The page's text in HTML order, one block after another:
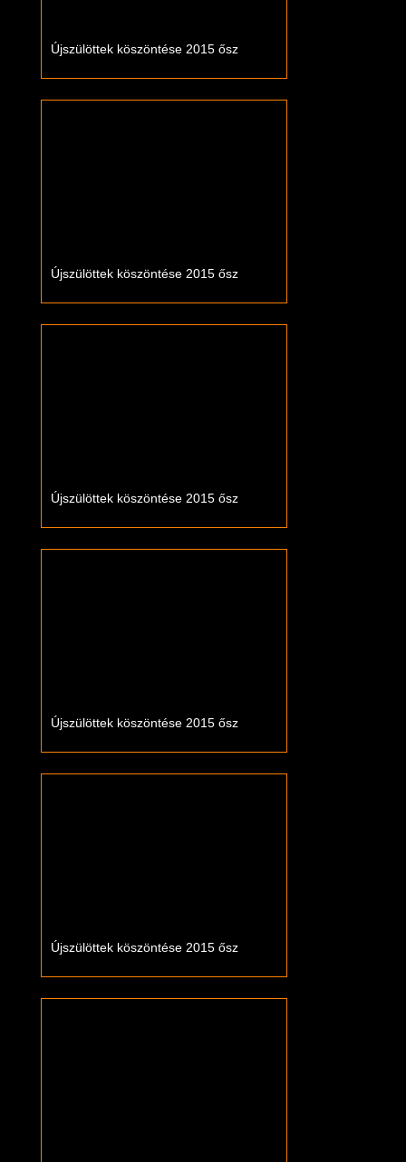
Újszülöttek köszöntése 2015 ősz
Újszülöttek köszöntése 2015 ősz
Újszülöttek köszöntése 2015 ősz
Újszülöttek köszöntése 2015 ősz
Újszülöttek köszöntése 2015 ősz